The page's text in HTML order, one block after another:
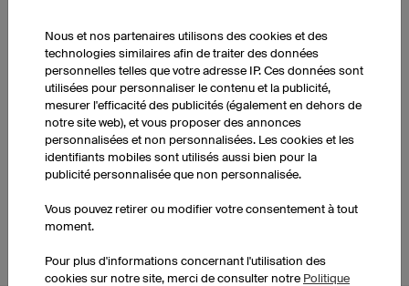
femmes
femmes
Vestes sotshell femmes
Cuissards de running
hommes
Maillots de running
personnalisés
Vestes softshell hommes
Nous et nos partenaires utilisons des cookies et des
technologies similaires afin de traiter des données
personnelles telles que votre adresse IP. Ces données sont
utilisées pour personnaliser le contenu et la publicité,
mesurer l'efficacité des publicités (également en dehors de
notre site web), et vous proposer des annonces
personnalisées et non personnalisées. Les cookies et les
identifiants mobiles sont utilisés aussi bien pour la
publicité personnalisée que non personnalisée.
Vous pouvez retirer ou modifier votre consentement à tout
moment.
Pour plus d'informations concernant l'utilisation des
cookies sur notre site, merci de consulter notre Politique